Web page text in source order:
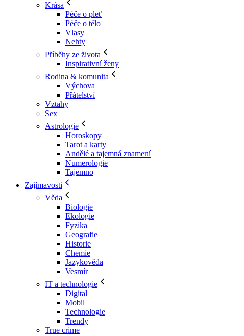
Krása
Péče o pleť
Péče o tělo
Vlasy
Nehty
Příběhy ze života
Inspirativní ženy
Rodina & komunita
Výchova
Přátelství
Vztahy
Sex
Astrologie
Horoskopy
Tarot a karty
Andělé a tajemná znamení
Numerologie
Tajemno
Zajímavosti
Věda
Biologie
Ekologie
Fyzika
Geografie
Historie
Chemie
Jazykověda
Vesmír
IT a technologie
Digital
Mobil
Technologie
Trendy
True crime